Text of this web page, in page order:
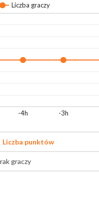
Liczba graczy
-4h -3h
Liczba punktów
graczy